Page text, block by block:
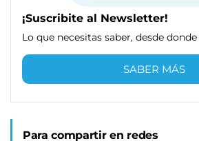
¡Suscribite al Newsletter!
Lo que necesitas saber, desde
SABER MÁS
Para compartir en redes